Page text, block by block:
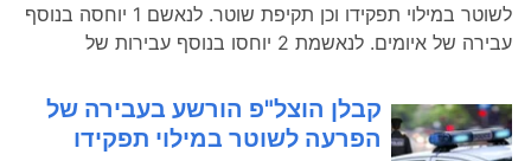
לשוטר במילוי תפקידו וכן תקיפת שוטר. לנאשם 1 יוחסה בנוסף
עבירה של איומים. לנאשמת 2 יוחסו בנוסף עבירות של
קבלן הוצל"פ הורשע בעבירה של
הפרעה לשוטר במילוי תפקידו